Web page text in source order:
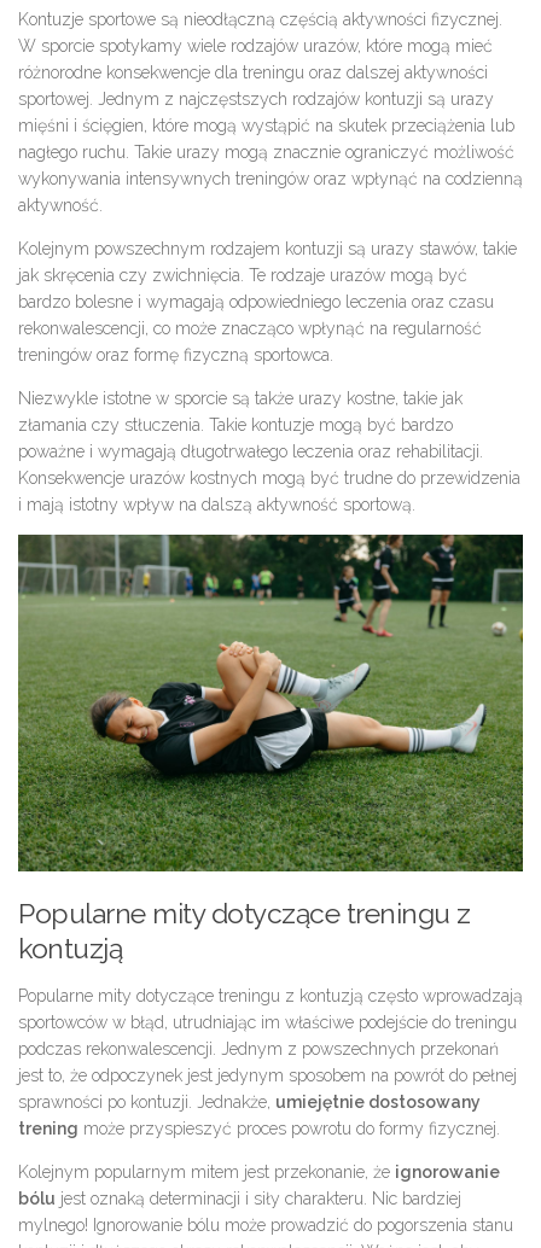
Kontuzje sportowe są nieodłączną częścią aktywności fizycznej.
W sporcie spotykamy wiele rodzajów urazów, które mogą mieć
różnorodne konsekwencje dla treningu oraz dalszej aktywności
sportowej. Jednym z najczęstszych rodzajów kontuzji są urazy
mięśni i ścięgien, które mogą wystąpić na skutek przeciążenia lub
nagłego ruchu. Takie urazy mogą znacznie ograniczyć możliwość
wykonywania intensywnych treningów oraz wpłynąć na codzienną
aktywność.
Kolejnym powszechnym rodzajem kontuzji są urazy stawów, takie
jak skręcenia czy zwichnięcia. Te rodzaje urazów mogą być
bardzo bolesne i wymagają odpowiedniego leczenia oraz czasu
rekonwalescencji, co może znacząco wpłynąć na regularność
treningów oraz formę fizyczną sportowca.
Niezwykle istotne w sporcie są także urazy kostne, takie jak
złamania czy stłuczenia. Takie kontuzje mogą być bardzo
poważne i wymagają długotrwałego leczenia oraz rehabilitacji.
Konsekwencje urazów kostnych mogą być trudne do przewidzenia
i mają istotny wpływ na dalszą aktywność sportową.
Popularne mity dotyczące treningu z
kontuzją
Popularne mity dotyczące treningu z kontuzją często wprowadzają
sportowców w błąd, utrudniając im właściwe podejście do treningu
podczas rekonwalescencji. Jednym z powszechnych przekonań
jest to, że odpoczynek jest jedynym sposobem na powrót do pełnej
sprawności po kontuzji. Jednakże, umiejętnie dostosowany
trening może przyspieszyć proces powrotu do formy fizycznej.
Kolejnym popularnym mitem jest przekonanie, że ignorowanie
bólu jest oznaką determinacji i siły charakteru. Nic bardziej
mylnego! Ignorowanie bólu może prowadzić do pogorszenia stanu